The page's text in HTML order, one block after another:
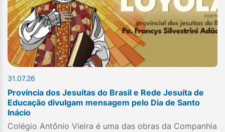
31.07.26
Província dos Jesuítas do Brasil e Rede Jesuíta de
Educação divulgam mensagem pelo Dia de Santo
Inácio
Colégio Antônio Vieira é uma das obras da Companhia